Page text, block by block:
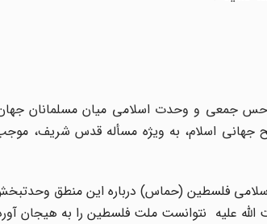
حس جمعی و وحدت اسلامی میان مسلمانان جهان
جهانی اسلام، به ویژه مسأله قدس شریف،
فلسطین (حماس) درباره این منطق وحدت‏بخش
علیه ‏ نتوانست ملت فلسطین را به هیجان